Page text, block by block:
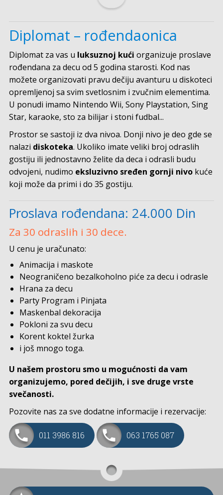
Diplomat – rođendaonica
Diplomat za vas u luksuznoj kući organizuje proslave
rođendana za decu od 5 godina starosti. Kod nas
možete organizovati pravu dečiju avanturu u diskoteci
opremljenoj sa svim svetlosnim i zvučnim elementima.
U ponudi imamo Nintendo Wii, Sony Playstation, Sing
Star, karaoke, sto za bilijar i stoni fudbal...
Prostor se sastoji iz dva nivoa. Donji nivo je deo gde se
nalazi diskoteka. Ukoliko imate veliki broj odraslih
gostiju ili jednostavno želite da deca i odrasli budu
odvojeni, nudimo eksluzivno sređen gornji nivokuće
koji može da primi i do 35 gostiju.
Proslava rođendana: 24.000 Din
Za 30 odraslih i 30 dece.
U cenu je uračunato:
Animacija i maskote
Neograničeno bezalkoholno piće za decu i odrasle
Hrana za decu
Party Program i Pinjata
Maskenbal dekoracija
Pokloni za svu decu
Korent koktel žurka
i još mnogo toga.
U našem prostoru smo u mogućnosti da vam
organizujemo, pored dečijih, i sve druge vrste
svečanosti.
Pozovite nas za sve dodatne informacije i rezervacije:
011 3986 816 063 1765 087